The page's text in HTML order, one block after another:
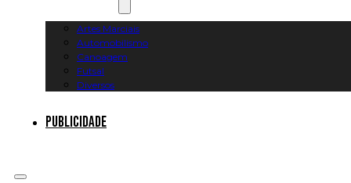
Artes Marciais
Automobilismo
Canoagem
Futsal
Diversos
Publicidade